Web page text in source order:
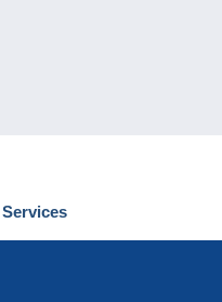
Services
Découvrir Delcampe